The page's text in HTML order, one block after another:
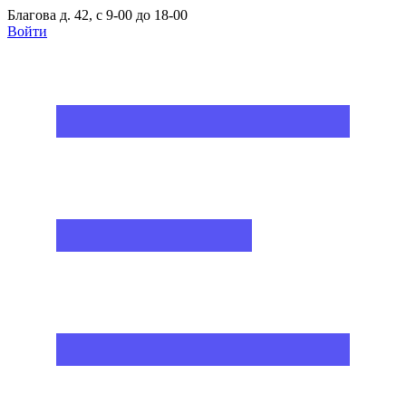
Благова д. 42, с 9-00 до 18-00
Войти